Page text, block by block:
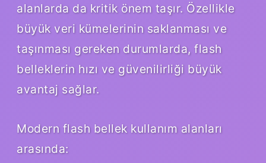
alanlarda da kritik önem taşır. Özellikle
büyük veri kümelerinin saklanması ve
taşınması gereken durumlarda, flash
belleklerin hızı ve güvenilirliği büyük
avantaj sağlar.
Modern flash bellek kullanım alanları
arasında: